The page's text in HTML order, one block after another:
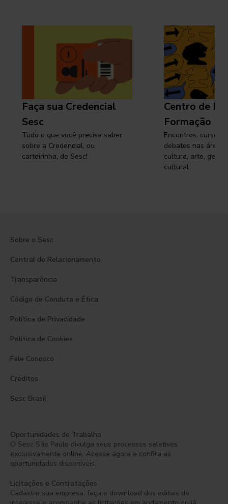
Faça sua Credencial
Sesc
Tudo o que você precisa saber
sobre a Credencial, ou
carteirinha, do Sesc!
Centro de
Formação
Encontros, cursos,
debates nas áreas
cultura, arte,
cultural
Sobre o Sesc
Central de Relacionamento
Transparência
Código de Conduta e Ética
Política de Privacidade
Política de Cookies
Fale Conosco
Créditos
Sesc Brasil
Oportunidades de Trabalho
O Sesc São Paulo divulga seus processos seletivos
exclusivamente online. Acesse agora e confira as
oportunidades disponíveis.
Licitações e Contratações
Cadastre sua empresa, faça o download dos editais de